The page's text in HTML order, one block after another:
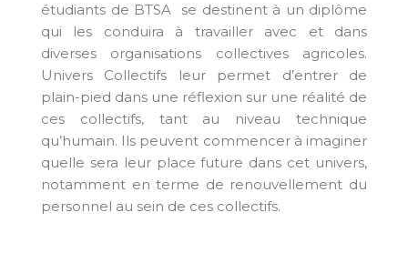
étudiants de BTSA se destinent à un diplôme
qui les conduira à travailler avec et dans
diverses organisations collectives agricoles.
Univers Collectifs leur permet d’entrer de
plain-pied dans une réflexion sur une réalité de
ces collectifs, tant au niveau technique
qu’humain. Ils peuvent commencer à imaginer
quelle sera leur place future dans cet univers,
notamment en terme de renouvellement du
personnel au sein de ces collectifs.